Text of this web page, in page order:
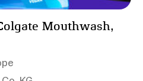
Mouthwash,